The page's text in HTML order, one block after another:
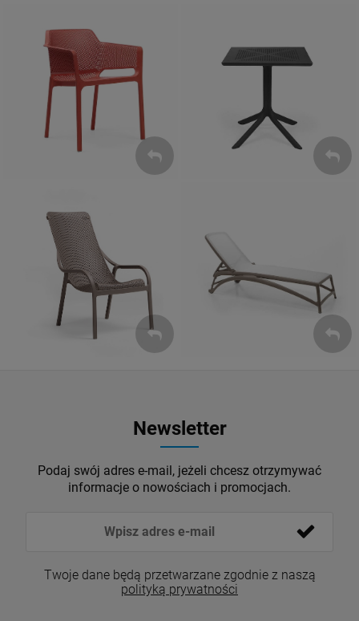
ZOBACZ ZOBACZ
Newsletter
Podaj swój adres e-mail, jeżeli chcesz otrzymywać
informacje o nowościach i promocjach.
Twoje dane będą przetwarzane zgodnie z naszą
polityką prywatności